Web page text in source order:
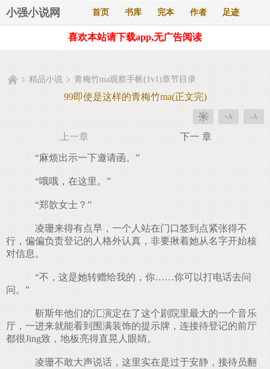
小强小说网 首页 书库 完本 作者 足迹
喜欢本站请下载app,无广告阅读
精品小说 青梅竹ma观察手帐(1v1)章节目录
99即使是这样的青梅竹ma(正文完)
+A -A
上一章 下一 章
“麻烦出示一下邀请函。”
“哦哦，在这里。”
“郑歆女士？”
凌珊来得有点早，一个人站在门口签到点紧张得不
行，偏偏负责登记的人格外认真，非要揪着她从名字开始核
对信息。
“不，这是她转赠给我的，你……你可以打电话去问
问。”
靳斯年他们的汇演定在了这个剧院里最大的一个音乐
厅，一进来就能看到围满装饰的提示牌，连接待登记的前厅
都很Jing致，地板亮得直晃人眼睛。
凌珊不敢大声说话，这里实在是过于安静，接待员翻